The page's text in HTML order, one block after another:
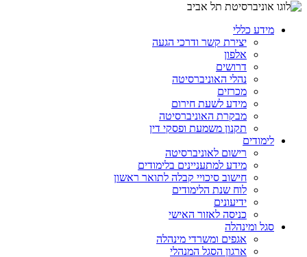
מידע כללי
יצירת קשר ודרכי הגעה
אלפון
דרושים
נהלי האוניברסיטה
מכרזים
מידע לשעת חירום
מבקרת האוניברסיטה
תקנון משמעת ופסקי דין
לימודים
רישום לאוניברסיטה
מידע למתעניינים בלימודים
חישוב סיכויי קבלה לתואר ראשון
לוח שנת הלימודים
ידיעונים
כניסה לאזור האישי
סגל ומינהלה
אגפים ומשרדי מינהלה
ארגון הסגל המנהלי